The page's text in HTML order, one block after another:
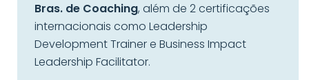
Bras. de Coaching, além de 2 certificações
internacionais como Leadership
Development Trainer e Business Impact
Leadership Facilitator.